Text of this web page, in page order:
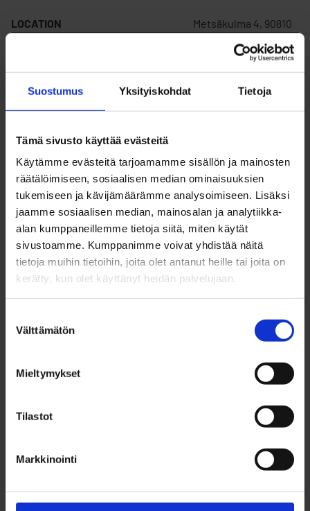
Suostumus Yksityiskohdat Tietoja
Tämä sivusto käyttää evästeitä
Käytämme evästeitä tarjoamamme sisällön ja mainosten
räätälöimiseen, sosiaalisen median ominaisuuksien
tukemiseen ja kävijämäärämme analysoimiseen. Lisäksi
jaamme sosiaalisen median, mainosalan ja analytiikka-
alan kumppaneillemme tietoja siitä, miten käytät
sivustoamme. Kumppanimme voivat yhdistää näitä
tietoja muihin tietoihin, joita olet antanut heille tai joita on
kerätty, kun olet käyttänyt heidän palvelujaan.
valinta
Välttämätön
Mieltymykset
Tilastot
Markkinointi
LOCATION Metsäkulma 4, 90810
FOR RENT Yes
PLOT NUMBER 175
BLOCK NUMBER 279
CONSTRUCTION RIGHTS
RENT PRICE YEARLY 2 763,03 €/v
CONTACT INFO Kari Viik, p. 040 575 8082